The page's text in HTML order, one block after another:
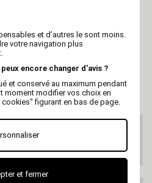
CLIENTS
47 73 38 38
email
et d’autres le sont moins.
votre navigation plus
encore changer d’avis ?
et conservé au maximum pendant
moment modifier vos choix en
figurant en bas de page.
et fermer